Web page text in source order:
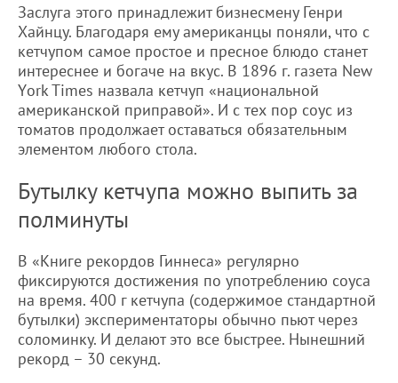
Заслуга этого принадлежит бизнесмену Генри
Хайнцу. Благодаря ему американцы поняли, что с
кетчупом самое простое и пресное блюдо станет
интереснее и богаче на вкус. В 1896 г. газета Nеw
Yоrk Timеs назвала кетчуп «национальной
американской приправой». И с тех пор соус из
томатов продолжает оставаться обязательным
элементом любого стола.
Бутылку кетчупа можно выпить за
полминуты
В «Книге рекордов Гиннеса» регулярно
фиксируются достижения по употреблению соуса
на время. 400 г кетчупа (содержимое стандартной
бутылки) экспериментаторы обычно пьют через
соломинку. И делают это все быстрее. Нынешний
рекорд – 30 секунд.